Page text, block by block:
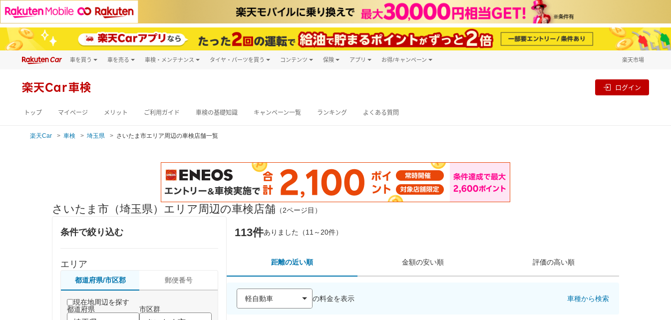
車を買う
新車
車を売る 車検・メンテナンス タイヤ・パーツを買う コンテンツ 保険 アプリ お得/キャンペーン 楽天市場
楽天Car車検 ログイン
トップ マイページ メリット ご利用ガイド 車検の基礎知識 キャンペーン一覧 ランキング よくある質問
楽天Car 車検 埼玉県 さいたま市エリア周辺の車検店舗一覧
さいたま市（埼玉県）エリア周辺の車検店舗 （2ページ目）
条件で絞り込む
エリア
都道府県/市区郡 郵便番号
現在地周辺を探す
都道府県
市区群
113件ありました（11～20件）
距離の近い順 金額の安い順 評価の高い順
の料金を表示 車種から検索